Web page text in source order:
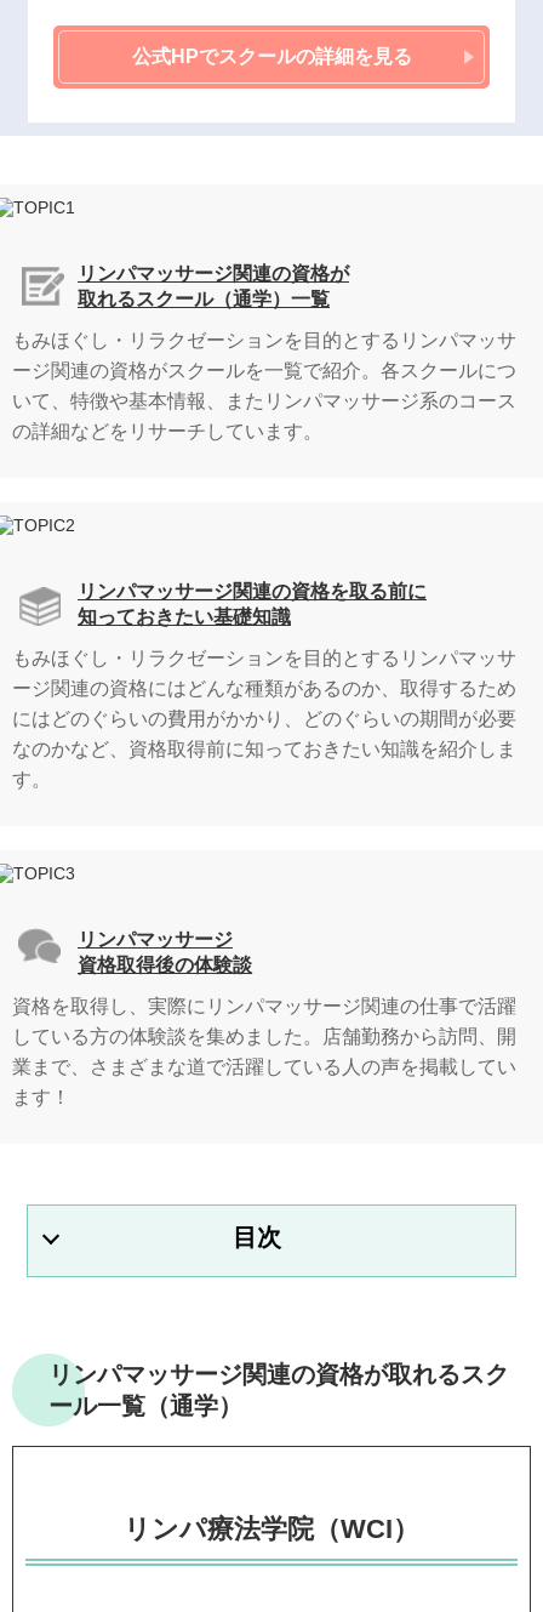
公式HPでスクールの詳細を見る
リンパマッサージ関連の資格が
取れるスクール（通学）一覧
もみほぐし・リラクゼーションを目的とするリンパマッサ
ージ関連の資格がスクールを一覧で紹介。各スクールにつ
いて、特徴や基本情報、またリンパマッサージ系のコース
の詳細などをリサーチしています。
リンパマッサージ関連の資格を取る前に
知っておきたい基礎知識
もみほぐし・リラクゼーションを目的とするリンパマッサ
ージ関連の資格にはどんな種類があるのか、取得するため
にはどのぐらいの費用がかかり、どのぐらいの期間が必要
なのかなど、資格取得前に知っておきたい知識を紹介しま
す。
リンパマッサージ
資格取得後の体験談
資格を取得し、実際にリンパマッサージ関連の仕事で活躍
している方の体験談を集めました。店舗勤務から訪問、開
業まで、さまざまな道で活躍している人の声を掲載してい
ます！
リーズナブルな一日講習
3時間で資格が取得できる
リンパアクティベーション協会に加入できる
リンパマッサージ関連の資格が取れるスクール一覧（通
リンパマッサージが学べる通信スクール・通信講座一覧
リンパマッサージスクールをエリア別にチェック
リンパマッサージ関連の資格が取れるスク
ール一覧（通学）
リンパ療法学院（WCI）